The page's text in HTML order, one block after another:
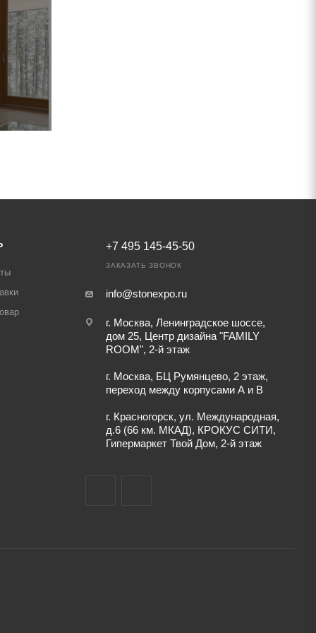
+7 495 145-45-50
ЗАКАЗАТЬ ЗВОНОК
info@stonexpo.ru
г. Москва, Ленинградское шоссе,
дом 25, Центр дизайна "FAMILY
ROOM", 2-й этаж
г. Москва, БЦ Румянцево, 2 этаж,
переход между корпусами А и В
г. Красногорск, ул. Международная,
д.6 (66 км. МКАД), КРОКУС СИТИ,
Гипермаркет Твой Дом, 2-й этаж